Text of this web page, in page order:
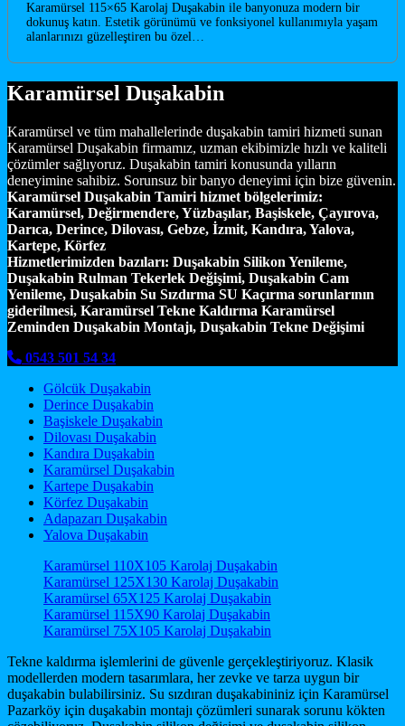
Karamürsel 115×65 Karolaj Duşakabin ile banyonuza modern bir
dokunuş katın. Estetik görünümü ve fonksiyonel kullanımıyla yaşam
alanlarınızı güzelleştiren bu özel…
Karamürsel Duşakabin
Karamürsel ve tüm mahallelerinde duşakabin tamiri hizmeti sunan
Karamürsel Duşakabin firmamız, uzman ekibimizle hızlı ve kaliteli
çözümler sağlıyoruz. Duşakabin tamiri konusunda yılların
deneyimine sahibiz. Sorunsuz bir banyo deneyimi için bize güvenin.
Karamürsel Duşakabin Tamiri hizmet bölgelerimiz:
Karamürsel, Değirmendere, Yüzbaşılar, Başiskele, Çayırova,
Darıca, Derince, Dilovası, Gebze, İzmit, Kandıra, Yalova,
Kartepe, Körfez
Hizmetlerimizden bazıları: Duşakabin Silikon Yenileme,
Duşakabin Rulman Tekerlek Değişimi, Duşakabin Cam
Yenileme, Duşakabin Su Sızdırma SU Kaçırma sorunlarının
giderilmesi, Karamürsel Tekne Kaldırma Karamürsel
Zeminden Duşakabin Montajı, Duşakabin Tekne Değişimi
0543 501 54 34
Gölcük Duşakabin
Derince Duşakabin
Başiskele Duşakabin
Dilovası Duşakabin
Kandıra Duşakabin
Karamürsel Duşakabin
Kartepe Duşakabin
Körfez Duşakabin
Adapazarı Duşakabin
Yalova Duşakabin
Karamürsel 110X105 Karolaj Duşakabin
Karamürsel 125X130 Karolaj Duşakabin
Karamürsel 65X125 Karolaj Duşakabin
Karamürsel 115X90 Karolaj Duşakabin
Karamürsel 75X105 Karolaj Duşakabin
Tekne kaldırma işlemlerini de güvenle gerçekleştiriyoruz. Klasik
modellerden modern tasarımlara, her zevke ve tarza uygun bir
duşakabin bulabilirsiniz. Su sızdıran duşakabininiz için Karamürsel
Pazarköy için duşakabin montajı çözümleri sunarak sorunu kökten